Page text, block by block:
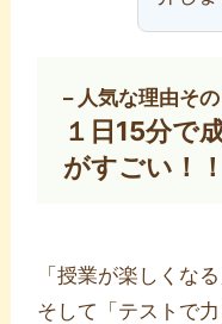
– 人気な理由そ
１日15分で
がすごい！！
「授業が楽しくな
そして「テストで